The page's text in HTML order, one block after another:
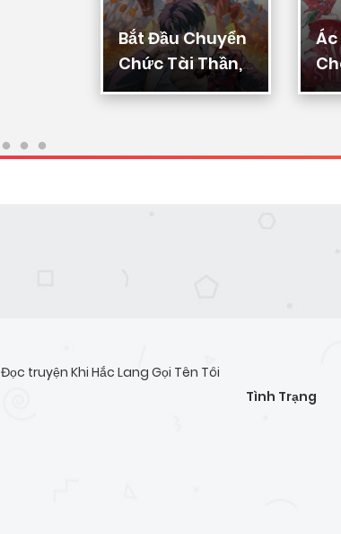
Bắt Đầu Chuyển
Chức Tài Thần,
Ta Chuyển Hóa
Ác
Đọc truyện Khi Hắc Lang Gọi Tên Tôi
Tình Trạng